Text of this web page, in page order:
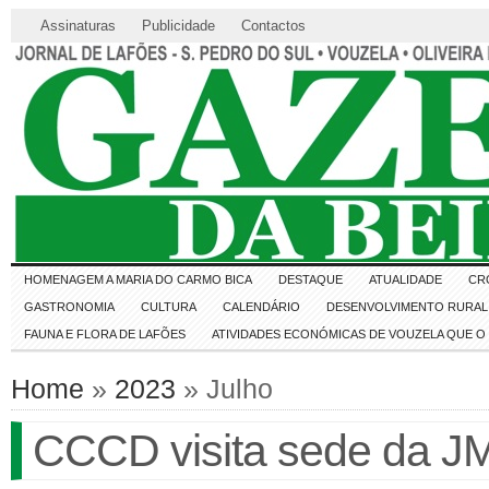
Assinaturas Publicidade Contactos
HOMENAGEM A MARIA DO CARMO BICA DESTAQUE ATUALIDADE
GASTRONOMIA CULTURA CALENDÁRIO DESENVOLVIMENTO RURAL
FAUNA E FLORA DE LAFÕES ATIVIDADES ECONÓMICAS DE VOUZELA QUE
Home » 2023 » Julho
CCCD visita sede da